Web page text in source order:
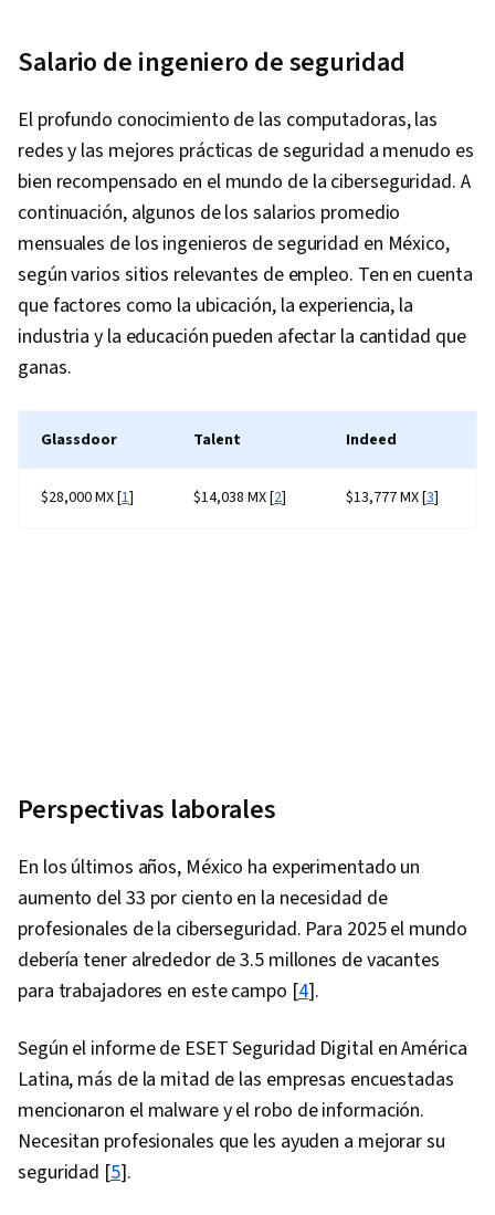
Salario de ingeniero de seguridad
El profundo conocimiento de las computadoras, las
redes y las mejores prácticas de seguridad a menudo es
bien recompensado en el mundo de la ciberseguridad. A
continuación, algunos de los salarios promedio
mensuales de los ingenieros de seguridad en México,
según varios sitios relevantes de empleo. Ten en cuenta
que factores como la ubicación, la experiencia, la
industria y la educación pueden afectar la cantidad que
ganas.
Glassdoor Talent Indeed
$28,000 MX [1] $14,038 MX [2] $13,777 MX [3]
Perspectivas laborales
En los últimos años, México ha experimentado un
aumento del 33 por ciento en la necesidad de
profesionales de la ciberseguridad. Para 2025 el mundo
debería tener alrededor de 3.5 millones de vacantes
para trabajadores en este campo [4].
Según el informe de ESET Seguridad Digital en América
Latina, más de la mitad de las empresas encuestadas
mencionaron el malware y el robo de información.
Necesitan profesionales que les ayuden a mejorar su
seguridad [5].